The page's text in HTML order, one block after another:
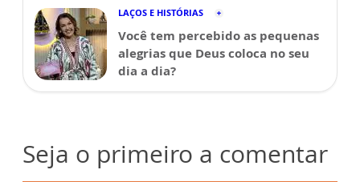
LAÇOS E HISTÓRIAS
Você tem percebido as pequenas
alegrias que Deus coloca no seu
dia a dia?
Seja o primeiro a comentar